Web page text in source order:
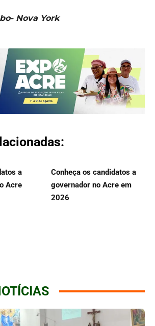
Nova York
a
Acre
Conheça os candidatos a
governador no Acre em
2026